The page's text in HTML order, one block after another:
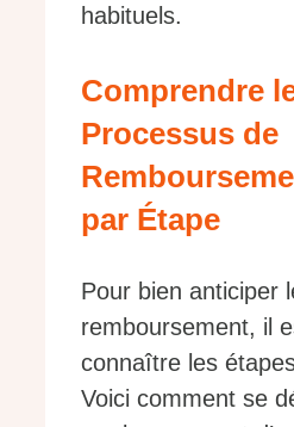
habituels.
Comprendre
Processus de
par Étape
Pour bien anticiper
remboursement, il
connaître les
Voici comment se